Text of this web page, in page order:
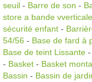
seuil - Barre de son -
store a bande vverticale
sécurité enfant -
54/56 - Base de fard à
Base de teint Lissante -
- Basket - Basket
Bassin - Bassin de